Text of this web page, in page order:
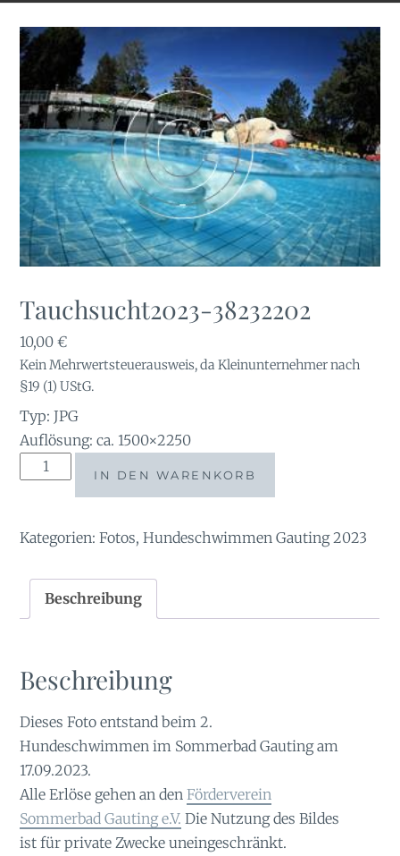
Tauchsucht2023-38232202
10,00€
Kein Mehrwertsteuerausweis, da Kleinunternehmer nach
§19 (1) UStG.
Typ: JPG
Auflösung: ca. 1500×2250
Tauchsucht2023-
IN DEN WARENKORB
Kategorien:Fotos,Hundeschwimmen Gauting 2023
Beschreibung
Beschreibung
Dieses Foto entstand beim 2.
Hundeschwimmen im Sommerbad Gauting am
17.09.2023.
Alle Erlöse gehen an denFörderverein
Sommerbad Gauting e.V. Die Nutzung des Bildes
ist für private Zwecke uneingeschränkt.